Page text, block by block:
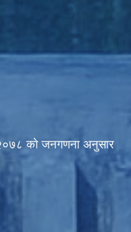
काे जनगणना अनुसार